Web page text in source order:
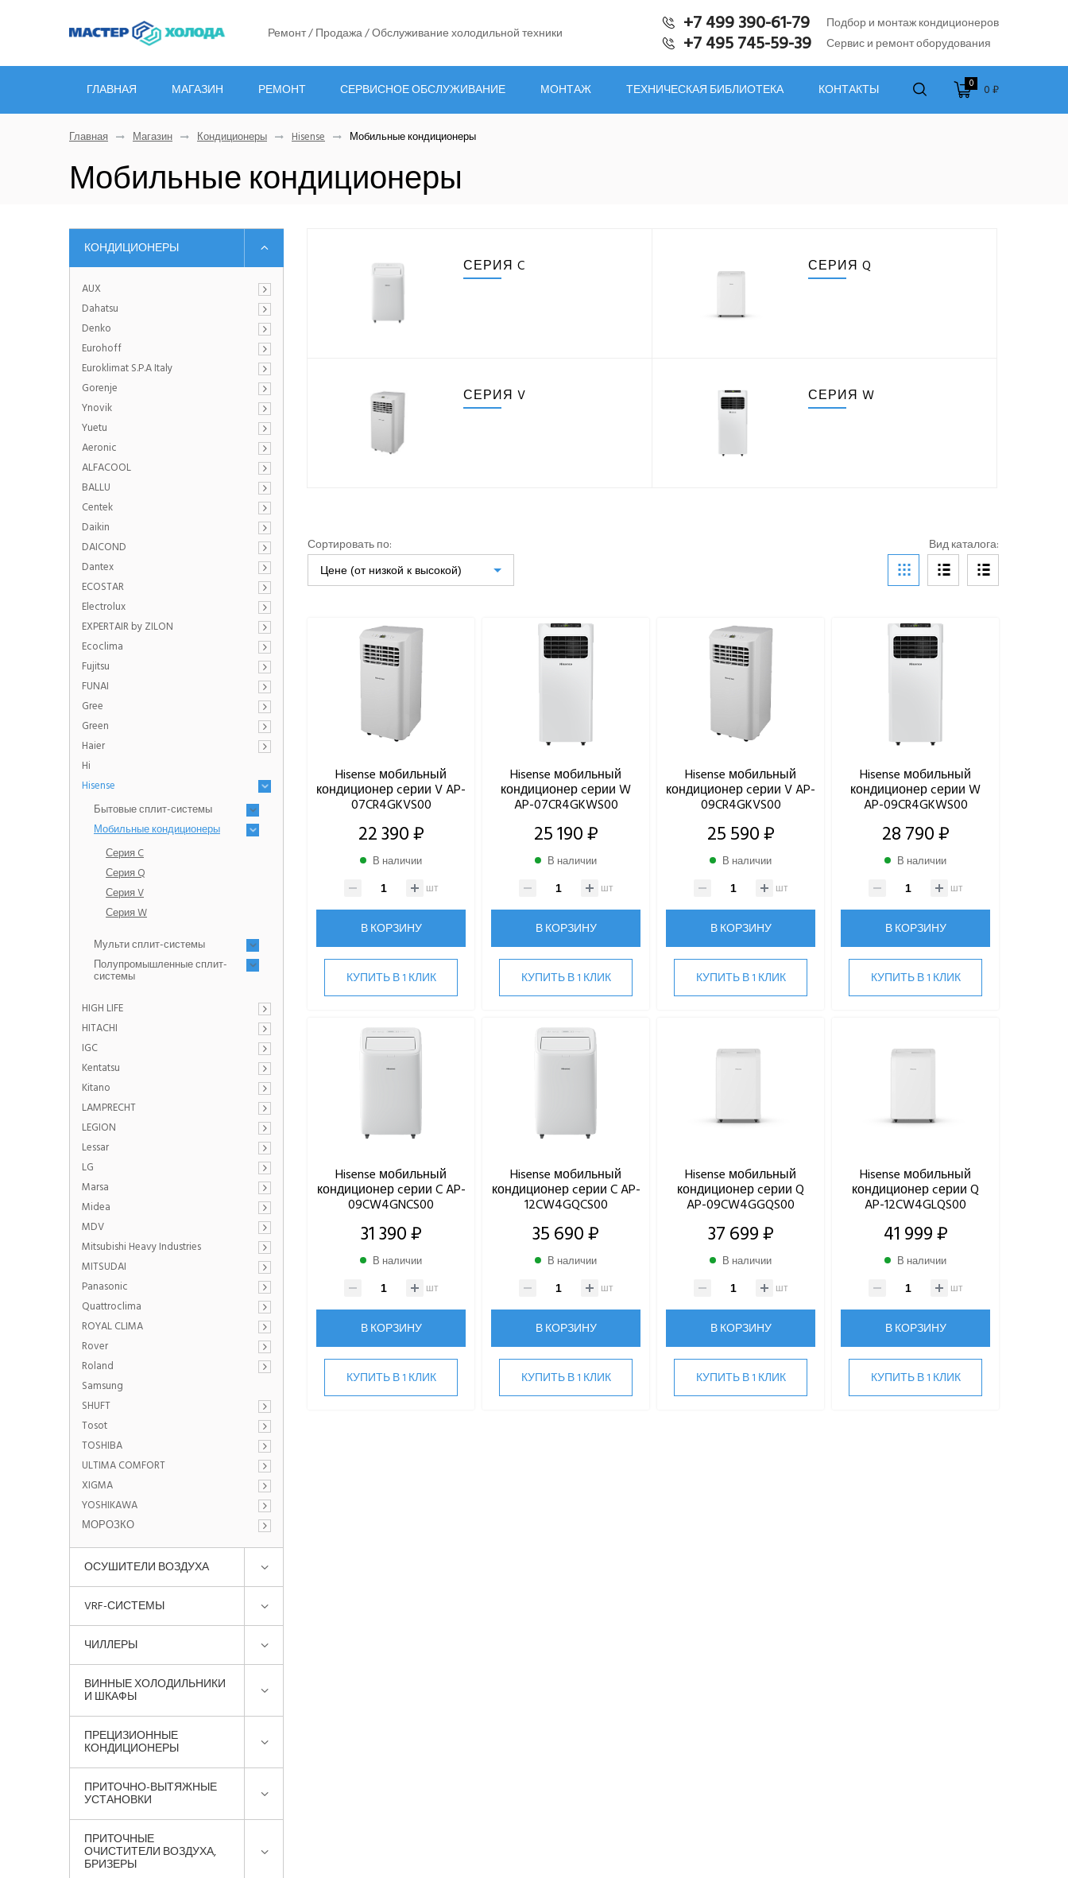
Ремонт / Продажа / Обслуживание холодильной техники +7 499 390-61-79 Подбор и монтаж кондиционеров
+7 495 745-59-39 Сервис и ремонт оборудования
ГЛАВНАЯ МАГАЗИН РЕМОНТ СЕРВИСНОЕ ОБСЛУЖИВАНИЕ МОНТАЖ ТЕХНИЧЕСКАЯ БИБЛИОТЕКА КОНТАКТЫ 0 0 ₽
Главная Магазин Кондиционеры Hisense Мобильные кондиционеры
Мобильные кондиционеры
КОНДИЦИОНЕРЫ
AUX
Dahatsu
Denko
Eurohoff
Euroklimat S.P.A Italy
Gorenje
Ynovik
Yuetu
Aeronic
ALFACOOL
BALLU
Centek
Daikin
DAICOND
Dantex
ECOSTAR
Electrolux
EXPERTAIR by ZILON
Ecoclima
Fujitsu
FUNAI
Gree
Green
Haier
Hi
Hisense
Бытовые сплит-системы
Мобильные кондиционеры
Серия C
Серия Q
Серия V
Серия W
Мульти сплит-системы
Полупромышленные сплит-
системы
HIGH LIFE
HITACHI
IGC
Kentatsu
Kitano
LAMPRECHT
LEGION
Lessar
LG
Marsa
Midea
MDV
Mitsubishi Heavy Industries
MITSUDAI
Panasonic
Quattroclima
ROYAL CLIMA
Rover
Roland
Samsung
SHUFT
Tosot
TOSHIBA
ULTIMA COMFORT
XIGMA
YOSHIKAWA
МОРОЗКО
ОСУШИТЕЛИ ВОЗДУХА
VRF-СИСТЕМЫ
ЧИЛЛЕРЫ
ВИННЫЕ ХОЛОДИЛЬНИКИ
И ШКАФЫ
ПРЕЦИЗИОННЫЕ
КОНДИЦИОНЕРЫ
ПРИТОЧНО-ВЫТЯЖНЫЕ
УСТАНОВКИ
ПРИТОЧНЫЕ
ОЧИСТИТЕЛИ ВОЗДУХА,
БРИЗЕРЫ
СЕРИЯ C СЕРИЯ Q
СЕРИЯ V СЕРИЯ W
Сортировать по:
Цене (от низкой к высокой)
Вид каталога:
Hisense мобильный
кондиционер cерии V AP-
07CR4GKVS00
22 390 ₽
В наличии
шт
В КОРЗИНУ
КУПИТЬ В 1 КЛИК
Hisense мобильный
кондиционер cерии W
AP-07CR4GKWS00
25 190 ₽
В наличии
шт
В КОРЗИНУ
КУПИТЬ В 1 КЛИК
Hisense мобильный
кондиционер cерии V AP-
09CR4GKVS00
25 590 ₽
В наличии
шт
В КОРЗИНУ
КУПИТЬ В 1 КЛИК
Hisense мобильный
кондиционер cерии W
AP-09CR4GKWS00
28 790 ₽
В наличии
шт
В КОРЗИНУ
КУПИТЬ В 1 КЛИК
Hisense мобильный
кондиционер cерии C AP-
09CW4GNCS00
31 390 ₽
В наличии
шт
В КОРЗИНУ
КУПИТЬ В 1 КЛИК
Hisense мобильный
кондиционер cерии C AP-
12CW4GQCS00
35 690 ₽
В наличии
шт
В КОРЗИНУ
КУПИТЬ В 1 КЛИК
Hisense мобильный
кондиционер cерии Q
AP-09CW4GGQS00
37 699 ₽
В наличии
шт
В КОРЗИНУ
КУПИТЬ В 1 КЛИК
Hisense мобильный
кондиционер cерии Q
AP-12CW4GLQS00
41 999 ₽
В наличии
шт
В КОРЗИНУ
КУПИТЬ В 1 КЛИК